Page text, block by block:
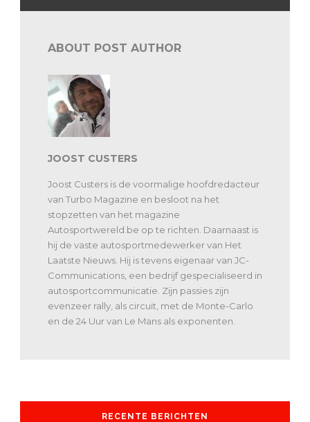
ABOUT POST AUTHOR
JOOST CUSTERS
Joost Custers is de voormalige hoofdredacteur
van Turbo Magazine en besloot na het
stopzetten van het magazine
Autosportwereld.be op te richten. Daarnaast is
hij de vaste autosportmedewerker van Het
Laatste Nieuws. Hij is tevens eigenaar van JC-
Communications, een bedrijf gespecialiseerd in
autosportcommunicatie. Zijn passies zijn
evenzeer rally, als circuit, met de Monte-Carlo
en de 24 Uur van Le Mans als exponenten.
RECENTE BERICHTEN